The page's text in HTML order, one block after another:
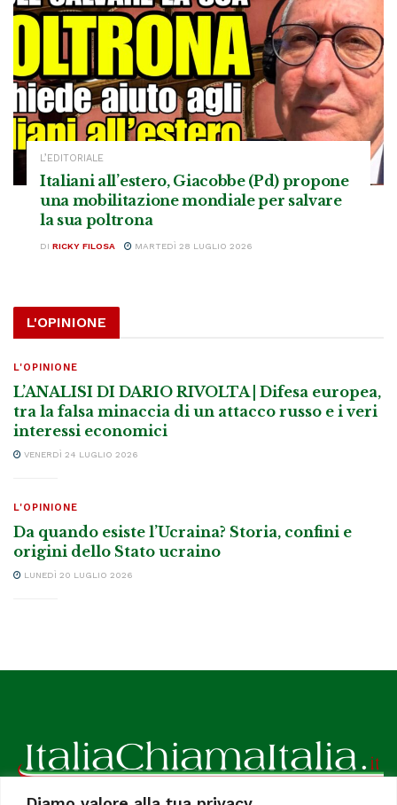
L’EDITORIALE
Italiani all’estero, Giacobbe (Pd) propone
una mobilitazione mondiale per salvare
la sua poltrona
DI RICKY FILOSA MARTEDÌ 28 LUGLIO 2026
L'OPINIONE
L'OPINIONE
L’ANALISI DI DARIO RIVOLTA | Difesa europea,
tra la falsa minaccia di un attacco russo e i veri
interessi economici
VENERDÌ 24 LUGLIO 2026
L'OPINIONE
Da quando esiste l’Ucraina? Storia, confini e
origini dello Stato ucraino
LUNEDÌ 20 LUGLIO 2026